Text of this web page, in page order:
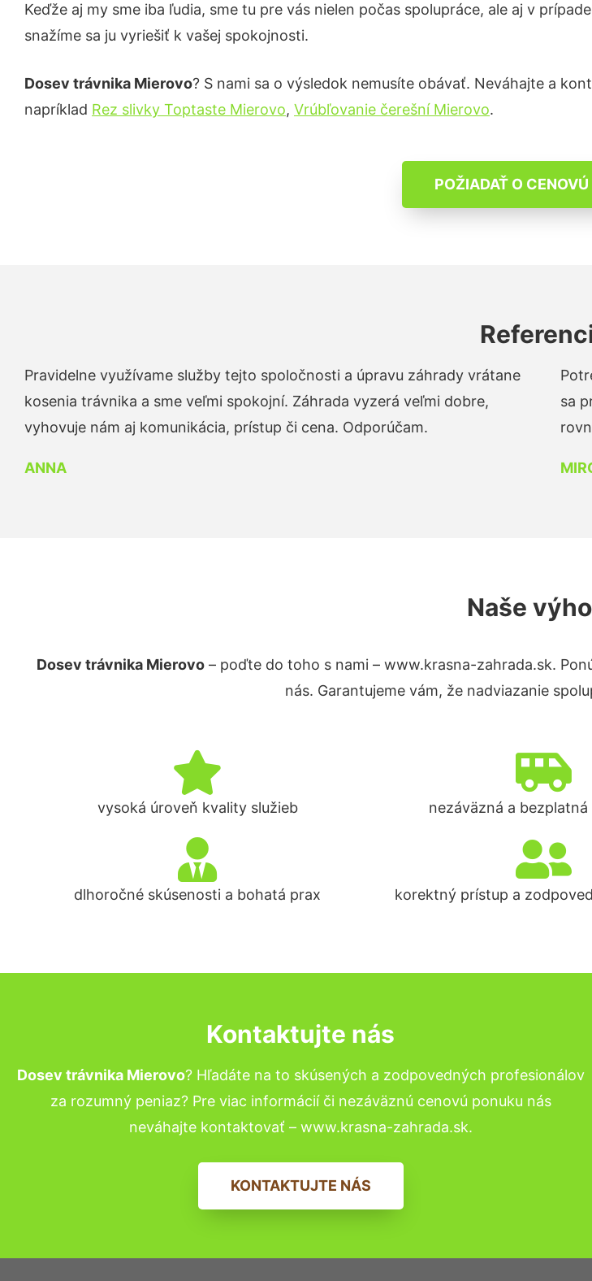
Keďže aj my sme iba ľudia, sme tu pre vás nielen počas spolupráce, ale aj v
snažíme sa ju vyriešiť k vašej spokojnosti.
Dosev trávnika Mierovo? S nami sa o výsledok nemusíte obávať. Neváhajte a
napríklad Rez slivky Toptaste Mierovo, Vrúbľovanie čerešní Mierovo.
POŽIADAŤ O
Pravidelne využívame služby tejto spoločnosti a úpravu záhrady vrátane
kosenia trávnika a sme veľmi spokojní. Záhrada vyzerá veľmi dobre,
vyhovuje nám aj komunikácia, prístup či cena. Odporúčam.
ANNA
sa
Naše
Dosev trávnika Mierovo – poďte do toho s nami – www.krasna-zahrada.sk.
nás. Garantujeme vám, že nadviazanie
vysoká úroveň kvality služieb nezáväzná a
dlhoročné skúsenosti a bohatá prax korektný prístup a
Kontaktujte nás
Dosev trávnika Mierovo? Hľadáte na to skúsených a zodpovedných profesionálov
za rozumný peniaz? Pre viac informácií či nezáväznú cenovú ponuku nás
neváhajte kontaktovať – www.krasna-zahrada.sk.
KONTAKTUJTE NÁS